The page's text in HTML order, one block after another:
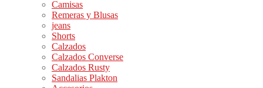
Camisas
Remeras y Blusas
jeans
Shorts
Calzados
Calzados Converse
Calzados Rusty
Sandalias Plakton